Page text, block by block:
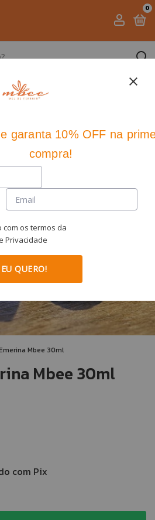
0
Mbee 30ml
Mbee 30ml
com Pix
e garanta 10% OFF na
compra!
com os termos da
Privacidade
EU QUERO!